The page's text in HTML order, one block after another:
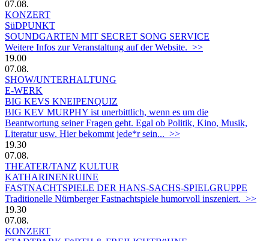
07.08.
KONZERT
SüDPUNKT
SOUNDGARTEN MIT SECRET SONG SERVICE
Weitere Infos zur Veranstaltung auf der Website. >>
19.00
07.08.
SHOW/UNTERHALTUNG
E-WERK
BIG KEVS KNEIPENQUIZ
BIG KEV MURPHY ist unerbittlich, wenn es um die
Beantwortung seiner Fragen geht. Egal ob Politik, Kino, Musik,
Literatur usw. Hier bekommt jede*r sein... >>
19.30
07.08.
THEATER/TANZ KULTUR
KATHARINENRUINE
FASTNACHTSPIELE DER HANS-SACHS-SPIELGRUPPE
Traditionelle Nürnberger Fastnachtspiele humorvoll inszeniert. >>
19.30
07.08.
KONZERT